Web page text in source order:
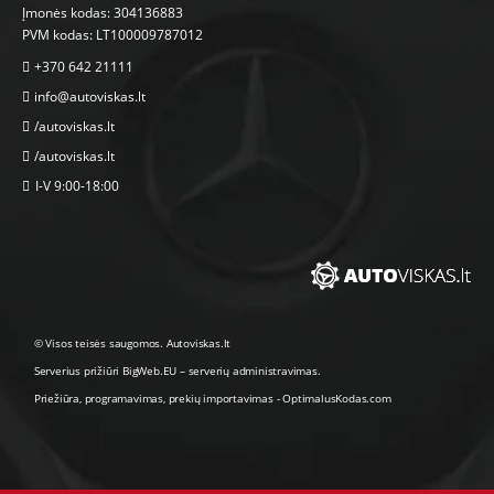
Įmonės kodas: 304136883
PVM kodas: LT100009787012
+370 642 21111
info@autoviskas.lt
/autoviskas.lt
/autoviskas.lt
I-V 9:00-18:00
© Visos teisės saugomos. Autoviskas.lt
Serverius prižiūri BigWeb.EU – serverių administravimas.
Priežiūra, programavimas prekių importavimas-OptimalusKodas.com